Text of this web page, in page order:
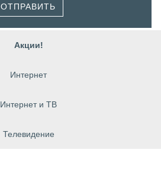
ОТПРАВИТЬ
Акции!
Интернет
Интернет и ТВ
Телевидение